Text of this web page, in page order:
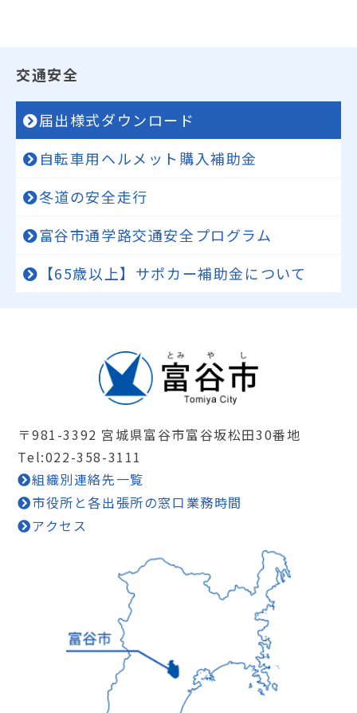
交通安全
届出様式ダウンロード
自転車用ヘルメット購入補助金
冬道の安全走行
富谷市通学路交通安全プログラム
【65歳以上】サポカー補助金について
〒981-3392 宮城県富谷市富谷坂松田30番地
Tel:022-358-3111
組織別連絡先一覧
市役所と各出張所の窓口業務時間
アクセス